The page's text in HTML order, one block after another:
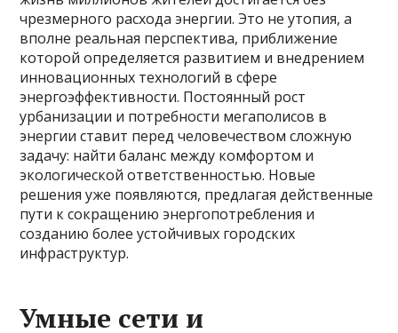
чрезмерного расхода энергии. Это не утопия, а
вполне реальная перспектива, приближение
которой определяется развитием и внедрением
инновационных технологий в сфере
энергоэффективности. Постоянный рост
урбанизации и потребности мегаполисов в
энергии ставит перед человечеством сложную
задачу: найти баланс между комфортом и
экологической ответственностью. Новые
решения уже появляются, предлагая действенные
пути к сокращению энергопотребления и
созданию более устойчивых городских
инфраструктур.
Умные сети и